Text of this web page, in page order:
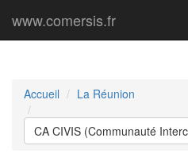
www.comersis.fr
Accueil La Réunion
CA CIVIS (Communauté